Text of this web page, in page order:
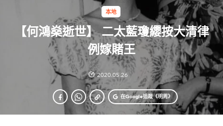
本地
【何鴻燊逝世】 二太藍瓊纓按大清律
例嫁賭王
2020.05.26
在Google追蹤《明周》